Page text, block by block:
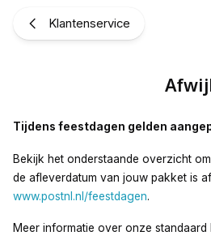
Klantenservice
Tijdens feestdagen gelden
Bekijk het onderstaande overzicht
de afleverdatum van jouw pakket is
www.postnl.nl/feestdagen.
Meer informatie over onze